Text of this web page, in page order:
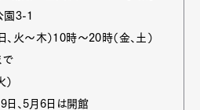
園3-1
火〜木）10時〜20時（金、土）
で
）
日、5月6日は開館